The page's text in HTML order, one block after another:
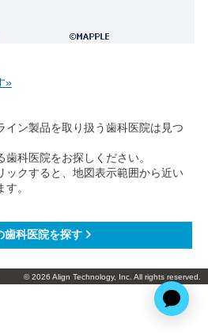
»
イン製品を取り扱う歯科医院は見つ
科医院をお探しください。
ックすると、地図表示範囲から近い
。
© 2026 Align Technology, Inc. All rights reserved.